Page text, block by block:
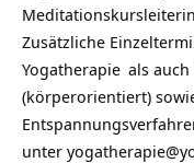
Meditationskursleiterin
Zusätzliche
Yogatherapie als
(körperorientiert)
unter